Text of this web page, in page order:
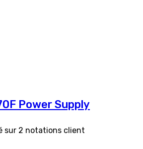
Power Supply
sur 2 notations client